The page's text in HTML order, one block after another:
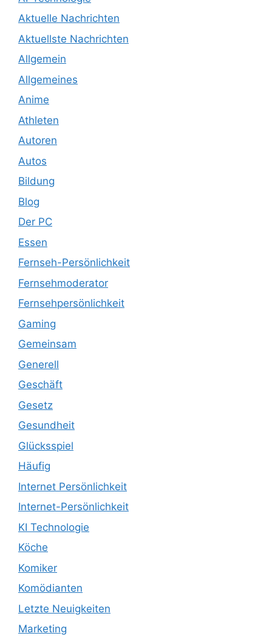
Aktuelle Nachrichten
Aktuellste Nachrichten
Allgemein
Allgemeines
Anime
Athleten
Autoren
Autos
Bildung
Blog
Der PC
Essen
Fernseh-Persönlichkeit
Fernsehmoderator
Fernsehpersönlichkeit
Gaming
Gemeinsam
Generell
Geschäft
Gesetz
Gesundheit
Glücksspiel
Häufig
Internet Persönlichkeit
Internet-Persönlichkeit
KI Technologie
Köche
Komiker
Komödianten
Letzte Neuigkeiten
Marketing